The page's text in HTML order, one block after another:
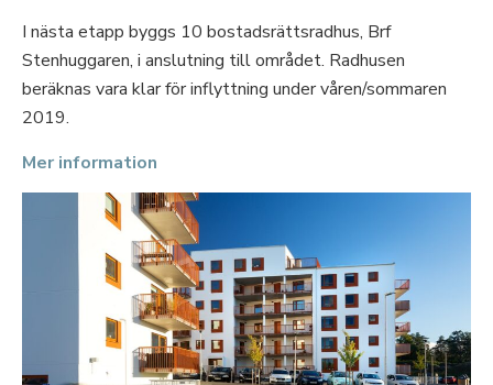
I nästa etapp byggs 10 bostadsrättsradhus, Brf
Stenhuggaren, i anslutning till området. Radhusen
beräknas vara klar för inflyttning under våren/sommaren
2019.
Mer information